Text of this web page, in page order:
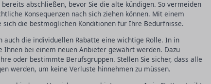
abschließen, bevor Sie die alte kündigen. So vermeiden
Konsequenzen nach sich ziehen können. Mit einem
die bestmöglichen Konditionen für Ihre Bedürfnisse.
auch die individuellen Rabatte eine wichtige Rolle. In in
bei einem neuen Anbieter gewährt werden. Dazu
oder bestimmte Berufsgruppen. Stellen Sie sicher, dass alle
werden, um keine Verluste hinnehmen zu müssen.